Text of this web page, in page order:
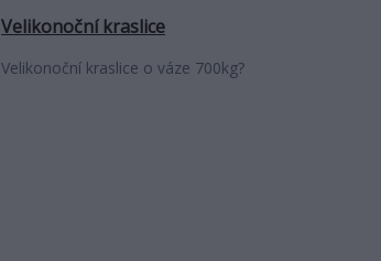
Velikonoční kraslice
Velikonoční kraslice o váze 700kg?